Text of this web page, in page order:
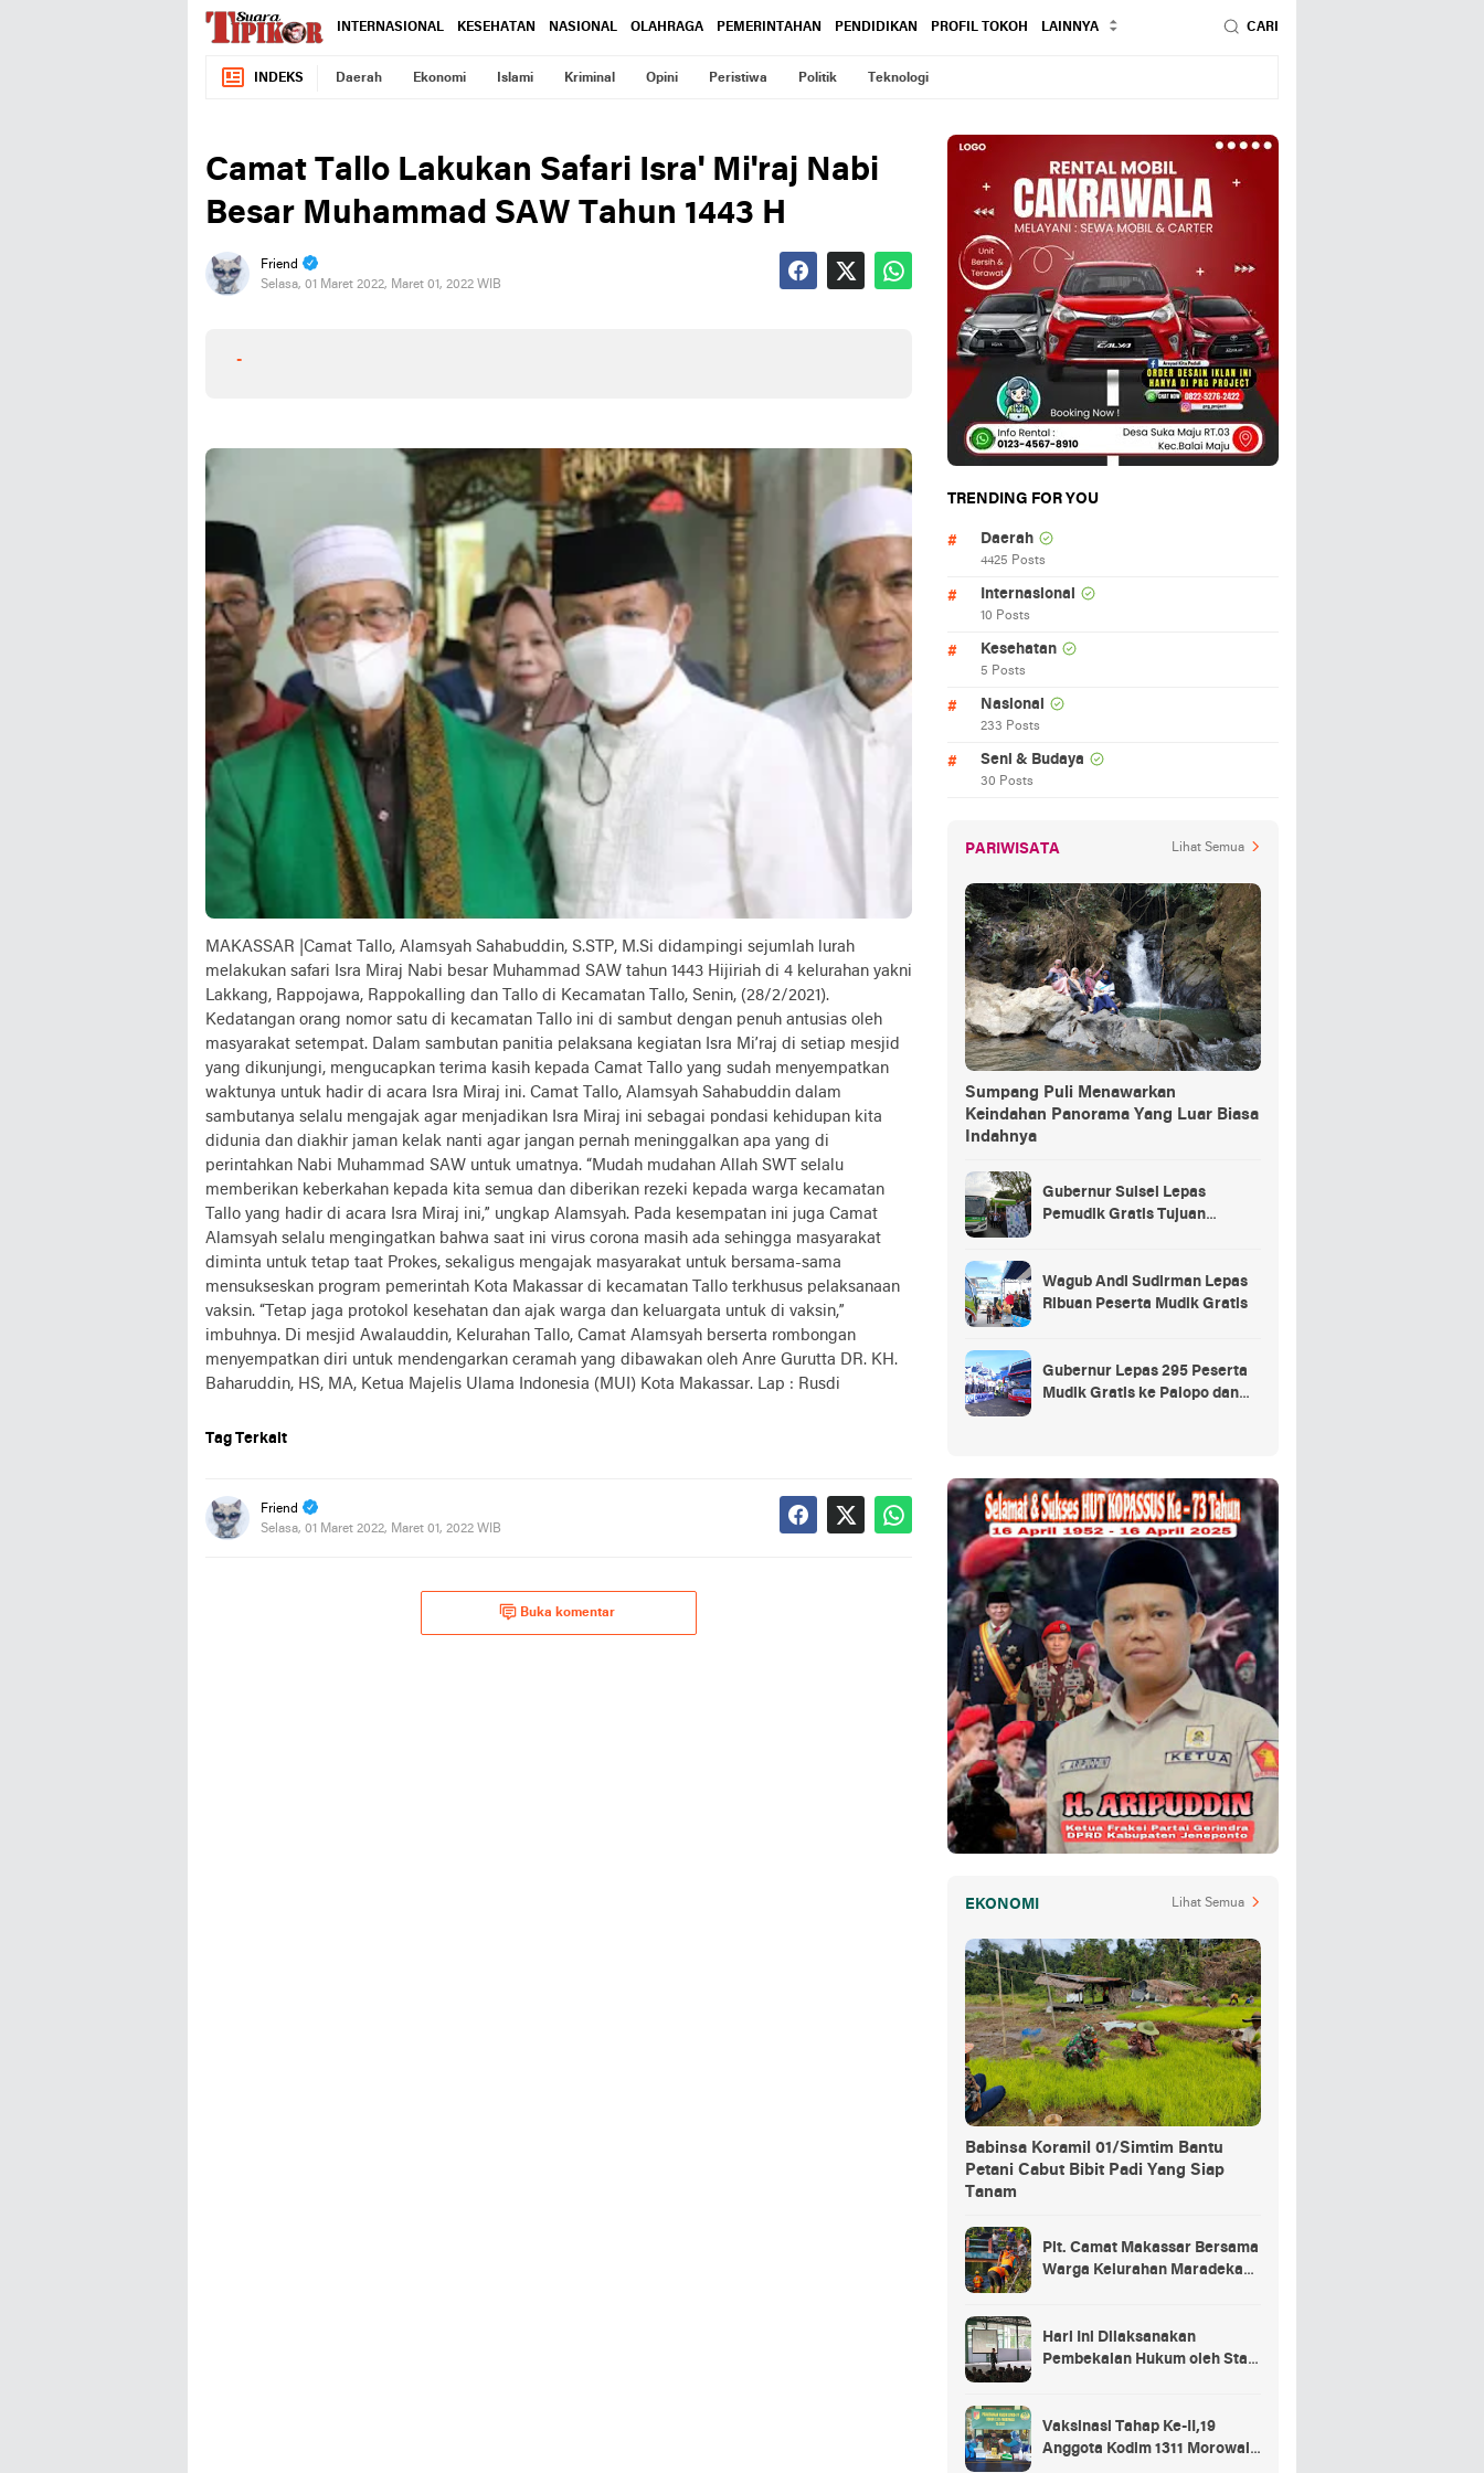
INTERNASIONAL KESEHATAN NASIONAL OLAHRAGA PEMERINTAHAN PENDIDIKAN PROFIL TOKOH LAINNYA CARI
INDEKS Daerah Ekonomi Islami Kriminal Opini Peristiwa Politik Teknologi
Camat Tallo Lakukan Safari Isra' Mi'raj Nabi
Besar Muhammad SAW Tahun 1443 H
Friend
Selasa, 01 Maret 2022, Maret 01, 2022 WIB
-
MAKASSAR |Camat Tallo, Alamsyah Sahabuddin, S.STP, M.Si didampingi sejumlah lurah
melakukan safari Isra Miraj Nabi besar Muhammad SAW tahun 1443 Hijiriah di 4 kelurahan yakni
Lakkang, Rappojawa, Rappokalling dan Tallo di Kecamatan Tallo, Senin, (28/2/2021).
Kedatangan orang nomor satu di kecamatan Tallo ini di sambut dengan penuh antusias oleh
masyarakat setempat. Dalam sambutan panitia pelaksana kegiatan Isra Mi’raj di setiap mesjid
yang dikunjungi, mengucapkan terima kasih kepada Camat Tallo yang sudah menyempatkan
waktunya untuk hadir di acara Isra Miraj ini. Camat Tallo, Alamsyah Sahabuddin dalam
sambutanya selalu mengajak agar menjadikan Isra Miraj ini sebagai pondasi kehidupan kita
didunia dan diakhir jaman kelak nanti agar jangan pernah meninggalkan apa yang di
perintahkan Nabi Muhammad SAW untuk umatnya. “Mudah mudahan Allah SWT selalu
memberikan keberkahan kepada kita semua dan diberikan rezeki kepada warga kecamatan
Tallo yang hadir di acara Isra Miraj ini,” ungkap Alamsyah. Pada kesempatan ini juga Camat
Alamsyah selalu mengingatkan bahwa saat ini virus corona masih ada sehingga masyarakat
diminta untuk tetap taat Prokes, sekaligus mengajak masyarakat untuk bersama-sama
mensukseskan program pemerintah Kota Makassar di kecamatan Tallo terkhusus pelaksanaan
vaksin. “Tetap jaga protokol kesehatan dan ajak warga dan keluargata untuk di vaksin,”
imbuhnya. Di mesjid Awalauddin, Kelurahan Tallo, Camat Alamsyah berserta rombongan
menyempatkan diri untuk mendengarkan ceramah yang dibawakan oleh Anre Gurutta DR. KH.
Baharuddin, HS, MA, Ketua Majelis Ulama Indonesia (MUI) Kota Makassar. Lap : Rusdi
Tag Terkait
Friend
Selasa, 01 Maret 2022, Maret 01, 2022 WIB
Buka komentar
TRENDING FOR YOU
Daerah
4425 Posts
Internasional
10 Posts
Kesehatan
5 Posts
Nasional
233 Posts
Seni & Budaya
30 Posts
PARIWISATA Lihat Semua
Sumpang Puli Menawarkan
Keindahan Panorama Yang Luar Biasa
Indahnya
Gubernur Sulsel Lepas
Pemudik Gratis Tujuan
Wagub Andi Sudirman Lepas
Ribuan Peserta Mudik Gratis
Gubernur Lepas 295 Peserta
Mudik Gratis ke Palopo dan
EKONOMI Lihat Semua
Babinsa Koramil 01/Simtim Bantu
Petani Cabut Bibit Padi Yang Siap
Tanam
Plt. Camat Makassar Bersama
Warga Kelurahan Maradekaya
Hari Ini Dilaksanakan
Pembekalan Hukum oleh Staf
Kostrad
Vaksinasi Tahap Ke-II,19
Anggota Kodim 1311 Morowali